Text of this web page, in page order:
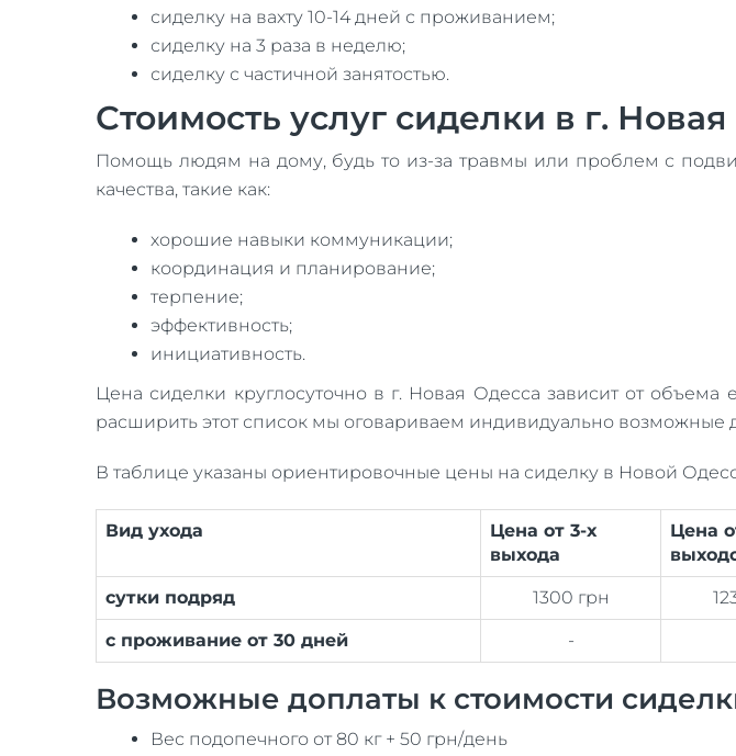
сиделку на вахту 10-14 дней с проживанием;
сиделку на 3 раза в неделю;
сиделку с частичной занятостью.
Стоимость услуг сиделки в г.
Помощь людям на дому, будь то из-за травмы или проблем с
качества, такие как:
хорошие навыки коммуникации;
координация и планирование;
терпение;
эффективность;
инициативность.
Цена сиделки круглосуточно в г. Новая Одесса зависит от
расширить этот список мы оговариваем индивидуально возможные
В таблице указаны ориентировочные цены на сиделку в Новой
Вид ухода
Цена от 3-х
выхода
Цена
сутки подряд 1300 грн
с проживание от 30 дней -
Возможные доплаты к стоимости
Вес подопечного от 80 кг + 50 грн/день